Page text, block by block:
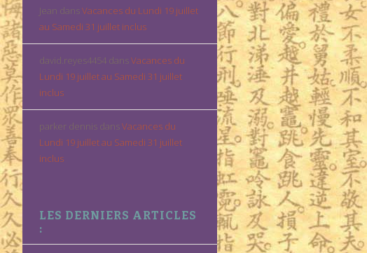
Jean dansVacances du Lundi 19 juillet
au Samedi 31 juillet inclus
david.reyes4454 dansVacances du
Lundi 19 juillet au Samedi 31 juillet
inclus
parker dennis dansVacances du
Lundi 19 juillet au Samedi 31 juillet
inclus
LES DERNIERS ARTICLES
: